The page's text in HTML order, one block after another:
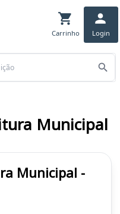
Carrinho Login
Municipal -
Municipal